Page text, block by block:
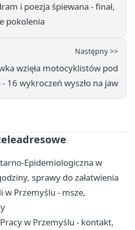
i poezja śpiewana - finał,
pokolenia
Następny >>
wzięła motocyklistów pod
- 16 wykroczeń wyszło na jaw
Epidemiologiczna w
sprawy do załatwienia
w Przemyślu - msze,
w Przemyślu - kontakt,